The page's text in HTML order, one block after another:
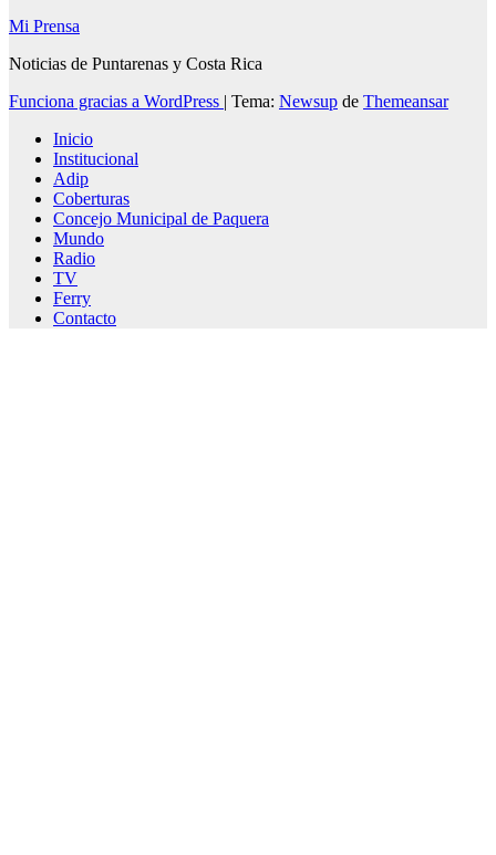
Mi Prensa
Noticias de Puntarenas y Costa Rica
Funciona gracias a WordPress | Tema: Newsup de Themeansar
Inicio
Institucional
Adip
Coberturas
Concejo Municipal de Paquera
Mundo
Radio
TV
Ferry
Contacto